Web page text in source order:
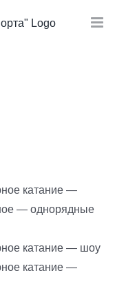
катание —
— однорядные
катание — шоу
катание —